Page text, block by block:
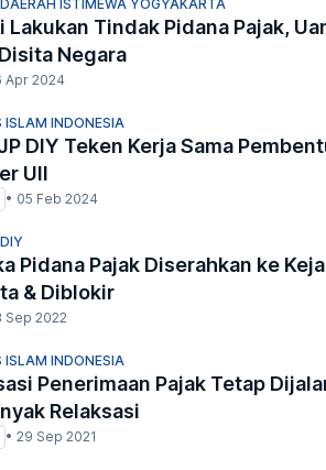
ISTIMEWA YOGYAKARTA
Lakukan Tindak Pidana Pajak,
Negara
Apr 2024
ISLAM INDONESIA
DIY Teken Kerja Sama
UII
• 05 Feb 2024
Pidana Pajak Diserahkan ke
& Diblokir
Sep 2022
ISLAM INDONESIA
Penerimaan Pajak Tetap
Relaksasi
• 29 Sep 2021